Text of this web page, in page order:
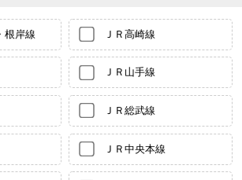
根岸線 ＪＲ高崎線
ＪＲ山手線
ＪＲ総武線
ＪＲ中央本線